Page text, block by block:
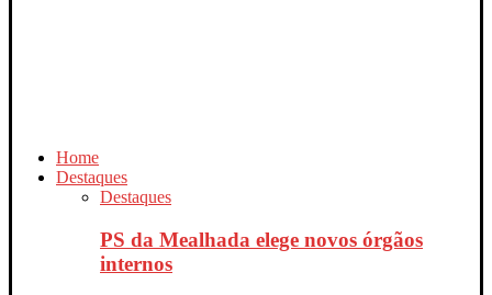
Home
Destaques
Destaques
PS da Mealhada elege novos órgãos
internos